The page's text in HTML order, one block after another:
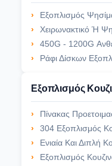
Εξοπλισμός Ψησίματος Ψωμιού
Χειρωνακτικό Ή Ψηφιακό
450G - 1200G Ανθεκτική Φραντζόλα Που
Ράφι Δίσκων Εξοπλισμού
Εξοπλισμός
Πίνακας Προετοιμασιών Εστιατορίων
304 Εξοπλισμός Κουζινών
Ενιαία Και Διπλή Κουζίνα
Εξοπλισμός Κουζινών